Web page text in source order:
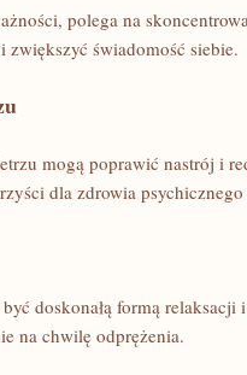
polega na
zwiększyć świadomość siebie.
mogą poprawić nastrój i
dla‍ zdrowia
doskonałą formą
​na chwilę odprężenia.